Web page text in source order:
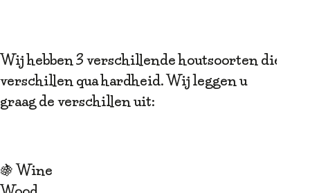
Wij hebben 3 verschillende houtsoorten die
verschillen qua hardheid. Wij leggen u
graag de verschillen uit:
🍇 Wine